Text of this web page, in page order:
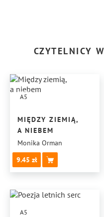
CZYTELNICY
A5
MIĘDZY ZIEMIĄ,
A NIEBEM
Monika Orman
9.45
A5